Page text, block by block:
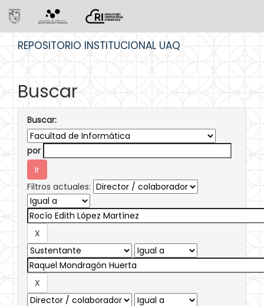
REPOSITORIO INSTITUCIONAL UAQ
Buscar
Buscar:
por
Filtros actuales: